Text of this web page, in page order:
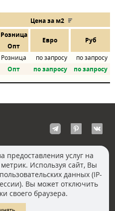
Цена за м2
Розница
Евро Руб
Опт
Розница по запросу
по запросу
Опт по запросу по запросу
Волгоград
Екатеринбург
Новосибирск
Санкт-Петербург
предоставления услуг на
Используя сайт, Вы
данных (IP-
Вы может отключить
своего браузера.